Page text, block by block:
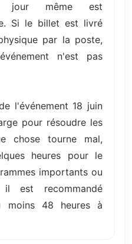
jour même est
Si le billet est livré
par la poste,
n'est pas
l'événement 18 juin
pour résoudre les
chose tourne mal,
heures pour le
importants ou
est recommandé
moins 48 heures à